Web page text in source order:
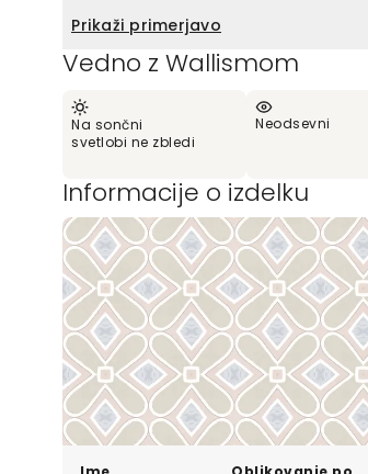
Prikaži primerjavo
Vedno z Wallismom
Na sončni
svetlobi ne zbledi
Neodsevni
Informacije o izdelku